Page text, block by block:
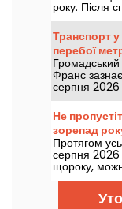
року. Після
гроз
перш ніж на
сонячна
Транспорт
перебої
року
Франс
серпня 2026
роботи, які
окремих
Не
зорепад
Протягом
серпня 2026
щороку,
зорепад